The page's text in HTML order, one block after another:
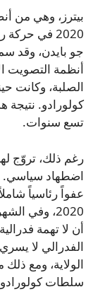
بيترز، وهي من
2020 في
جو بايدن، وقد
أنظمة التصويت
الصلبة، وكانت
كولورادو. نتيجة
تسع سنوات.
رغم ذلك، تروّج
اضطهاد سياسي.
عفواً رئاسياً
2020، وفي
أن لا تهمة
الفدرالي لا
الولاية، ومع
سلطات كولورادو